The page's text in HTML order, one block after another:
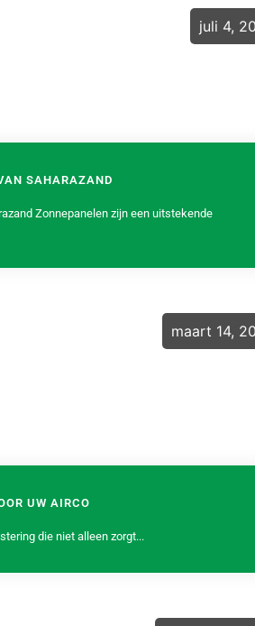
juli 4,
SAHARAZAND
Zonnepanelen zijn een uitstekende
maart 14,
UW AIRCO
die niet alleen zorgt...